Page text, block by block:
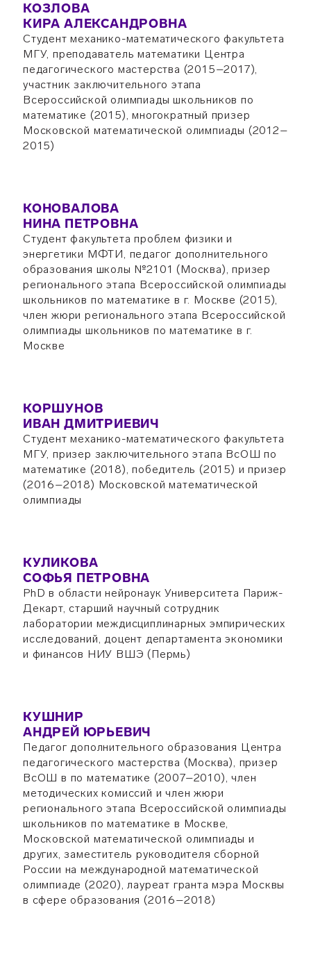
КОЗЛОВА
КИРА АЛЕКСАНДРОВНА
Студент механико-математического факультета
МГУ, преподаватель математики Центра
педагогического мастерства (2015–2017),
участник заключительного этапа
Всероссийской олимпиады школьников по
математике (2015), многократный призер
Московской математической олимпиады (2012–
2015)
КОНОВАЛОВА
НИНА ПЕТРОВНА
Студент факультета проблем физики и
энергетики МФТИ, педагог дополнительного
образования школы №2101 (Москва), призер
регионального этапа Всероссийской олимпиады
школьников по математике в г. Москве (2015),
член жюри регионального этапа Всероссийской
олимпиады школьников по математике в г.
Москве
КОРШУНОВ
ИВАН ДМИТРИЕВИЧ
Студент механико-математического факультета
МГУ, призер заключительного этапа ВсОШ по
математике (2018), победитель (2015) и призер
(2016–2018) Московской математической
олимпиады
КУЛИКОВА
СОФЬЯ ПЕТРОВНА
PhD в области нейронаук Университета Париж-
Декарт, старший научный сотрудник
лаборатории междисциплинарных эмпирических
исследований, доцент департамента экономики
и финансов НИУ ВШЭ (Пермь)
КУШНИР
АНДРЕЙ ЮРЬЕВИЧ
Педагог дополнительного образования Центра
педагогического мастерства (Москва), призер
ВсОШ в по математике (2007–2010), член
методических комиссий и член жюри
регионального этапа Всероссийской олимпиады
школьников по математике в Москве,
Московской математической олимпиады и
других, заместитель руководителя сборной
России на международной математической
олимпиаде (2020), лауреат гранта мэра Москвы
в сфере образования (2016–2018)